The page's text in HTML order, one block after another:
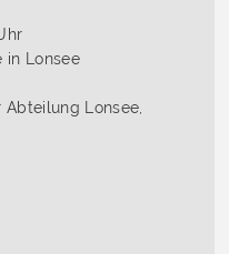
in Lonsee
Lonsee,